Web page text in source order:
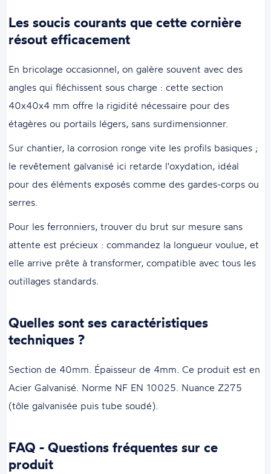
Les soucis courants que cette cornière
résout efficacement
En bricolage occasionnel, on galère souvent avec des
angles qui fléchissent sous charge : cette section
40x40x4 mm offre la rigidité nécessaire pour des
étagères ou portails légers, sans surdimensionner.
Sur chantier, la corrosion ronge vite les profils basiques ;
le revêtement galvanisé ici retarde l'oxydation, idéal
pour des éléments exposés comme des gardes-corps ou
serres.
Pour les ferronniers, trouver du brut sur mesure sans
attente est précieux : commandez la longueur voulue, et
elle arrive prête à transformer, compatible avec tous les
outillages standards.
Quelles sont ses caractéristiques
techniques ?
Section de 40mm. Épaisseur de 4mm. Ce produit est en
Acier Galvanisé. Norme NF EN 10025. Nuance Z275
(tôle galvanisée puis tube soudé).
FAQ - Questions fréquentes sur ce
produit